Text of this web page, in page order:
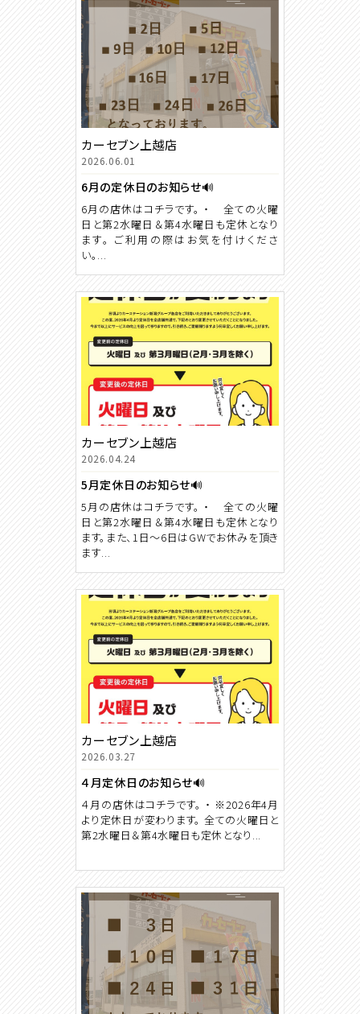
カーセブン上越店
2026.06.01
6月の定休日のお知らせ🔊
6月の店休はコチラです。 ・ 全ての火曜
日と第2水曜日＆第4水曜日も定休となり
ます。 ご利用の際はお気を付けくださ
い。...
カーセブン上越店
2026.04.24
5月定休日のお知らせ🔊
5月の店休はコチラです。 ・ 全ての火曜
日と第2水曜日＆第4水曜日も定休となり
ます。また、1日～6日はGWでお休みを頂き
ます...
カーセブン上越店
2026.03.27
４月定休日のお知らせ🔊
４月の店休はコチラです。 ・ ※2026年4月
より定休日が変わります。 全ての火曜日と
第2水曜日＆第4水曜日も定休となり...